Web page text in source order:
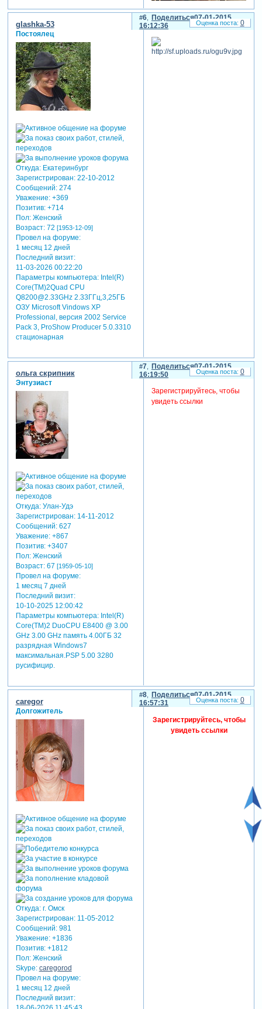
Поделиться
6
07-01-2015
16:12:36
glashka-53
Постоялец
Откуда:Екатеринбург
Зарегистрирован: 22-10-2012
Сообщений:274
Уважение: +369
Позитив: +714
Пол:Женский
Возраст:72 [1953-12-09]
Провел на форуме:
1 месяц 12 дней
Последний визит:
11-03-2026 00:22:20
Параметры компьютера:Intel(R)
Core(TM)2Quad CPU
Q8200@2.33GHz 2.33ГГц,3,25ГБ
ОЗУ Microsoft Vindows XP
Professional, версия 2002 Service
Pack 3, ProShow Producer 5.0.3310
стационарная
0
Поделиться
7
07-01-2015
16:19:50
ольга скрипник
Энтузиаст
Откуда:Улан-Удэ
Зарегистрирован: 14-11-2012
Сообщений:627
Уважение: +867
Позитив: +3407
Пол:Женский
Возраст:67 [1959-05-10]
Провел на форуме:
1 месяц 7 дней
Последний визит:
10-10-2025 12:00:42
Параметры компьютера:Intel(R)
Core(TM)2 DuoCPU E8400 @ 3.00
GHz 3.00 GHz память 4.00ГБ 32
разрядная Windows7
максимальная.PSP 5.00 3280
русифицир.
Зарегистрируйтесь, чтобы
увидеть ссылки
0
Поделиться
8
07-01-2015
16:57:31
caregor
Долгожитель
Откуда:г. Омск
Зарегистрирован: 11-05-2012
Сообщений:981
Уважение: +1836
Позитив: +1812
Пол:Женский
Skype: caregorod
Провел на форуме:
1 месяц 12 дней
Последний визит:
Зарегистрируйтесь, чтобы
увидеть ссылки
0